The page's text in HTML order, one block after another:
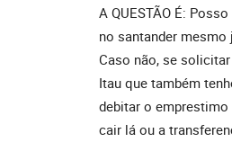
A QUESTÃO É:
no santander mesmo
Caso não, se
Itau que também
debitar o
cair lá ou a